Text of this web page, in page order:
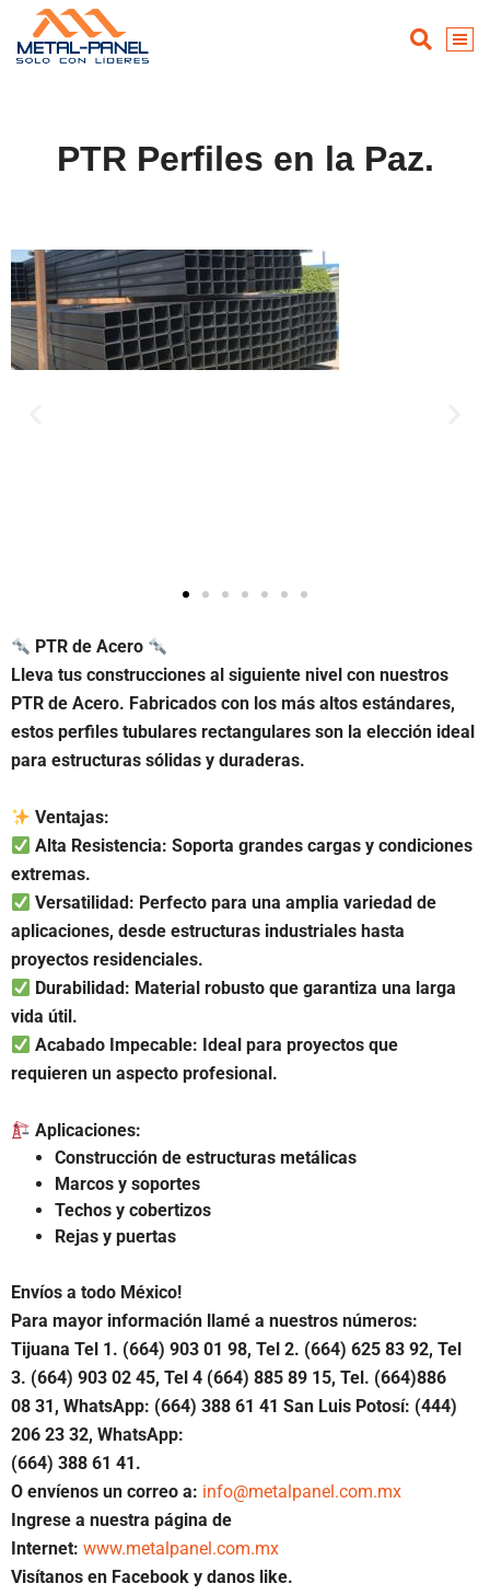
PTR Perfiles en la Paz.
PTR de Acero
Lleva tus construcciones al siguiente nivel con nuestros
PTR de Acero. Fabricados con los más altos estándares,
estos perfiles tubulares rectangulares son la elección ideal
para estructuras sólidas y duraderas.
Ventajas:
Alta Resistencia: Soporta grandes cargas y condiciones
extremas.
Versatilidad: Perfecto para una amplia variedad de
aplicaciones, desde estructuras industriales hasta
proyectos residenciales.
Durabilidad: Material robusto que garantiza una larga
vida útil.
Acabado Impecable: Ideal para proyectos que
requieren un aspecto profesional.
Aplicaciones:
Construcción de estructuras metálicas
Marcos y soportes
Techos y cobertizos
Rejas y puertas
Envíos a todo México!
Para mayor información llamé a nuestros números:
Tijuana Tel 1. (664) 903 01 98, Tel 2. (664) 625 83 92, Tel
3. (664) 903 02 45, Tel 4 (664) 885 89 15, Tel. (664)886
08 31, WhatsApp: (664) 388 61 41 San Luis Potosí: (444)
206 23 32, WhatsApp:
(664) 388 61 41.
O envíenos un correo a: info@metalpanel.com.mx
Ingrese a nuestra página de
Internet: www.metalpanel.com.mx
Visítanos en Facebook y danos like.